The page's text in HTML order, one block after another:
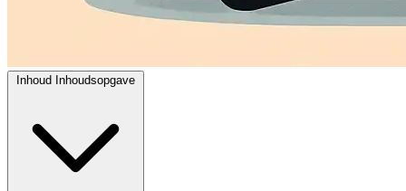
Inhoud Inhoudsopgave